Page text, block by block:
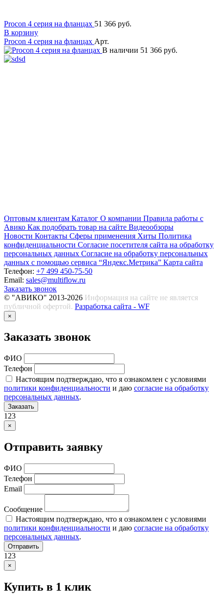
Procon 4 серия на фланцах 51 366 руб.
В корзину
Procon 4 серия на фланцах Арт.
В наличии 51 366 руб.
Оптовым клиентам Каталог О компании Правила работы с
Авико Как подобрать товар на сайте Видеообзоры
Новости Контакты Сферы применения Хиты Политика
конфиденциальности Согласие посетителя сайта на обработку
персональных данных Согласие на обработку персональных
данных с помощью сервиса “Яндекс.Метрика” Карта сайта
Телефон: +7 499 450-75-50
Email: sales@multiflow.ru
Заказать звонок
© "АВИКО" 2013-2026 Информация на сайте не является
публичной офертой. Разработка сайта - WF
×
Заказать звонок
ФИО
Телефон
Настоящим подтверждаю, что я ознакомлен с условиями
политики конфиденциальности и даю согласие на обработку
персональных данных.
Заказать
123
×
Отправить заявку
ФИО
Телефон
Email
Сообщение
Настоящим подтверждаю, что я ознакомлен с условиями
политики конфиденциальности и даю согласие на обработку
персональных данных.
Отправить
123
×
Купить в 1 клик